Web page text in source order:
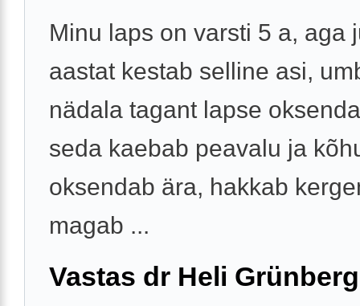
Minu laps on varsti 5 a, aga
aastat kestab selline asi,
nädala tagant lapse
seda kaebab peavalu ja
oksendab ära, hakkab
magab ...
Vastas dr Heli Grünberg